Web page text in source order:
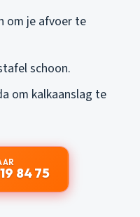
om je afvoer te
schoon.
om kalkaanslag te
84 75